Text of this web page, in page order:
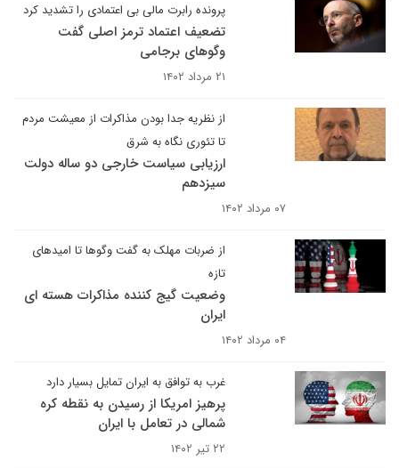
پرونده رابرت مالی بی اعتمادی را تشدید کرد
تضعیف اعتماد ترمز اصلی گفت
وگوهای برجامی
۲۱ مرداد ۱۴۰۲
از نظریه جدا بودن مذاکرات از معیشت مردم
تا تئوری نگاه به شرق
ارزیابی سیاست خارجی دو ساله دولت
سیزدهم
۰۷ مرداد ۱۴۰۲
از ضربات مهلک به گفت وگوها تا امیدهای
تازه
وضعیت گیج کننده مذاکرات هسته ای
ایران
۰۴ مرداد ۱۴۰۲
غرب به توافق به ایران تمایل بسیار دارد
پرهیز امریکا از رسیدن به نقطه کره
شمالی در تعامل با ایران
۲۲ تیر ۱۴۰۲